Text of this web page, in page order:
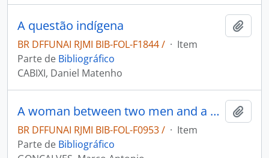
A questão indígena
BR DFFUNAI RJMI BIB-FOL-F1844 / · Item
Parte de Bibliográfico
CABIXI, Daniel Matenho
A woman between two men and a man between two women: the production of jealousy and the predation of sociality amongst the Paresi indians of Mato Grosso (Brazil).
BR DFFUNAI RJMI BIB-FOL-F0953 / · Item
Parte de Bibliográfico